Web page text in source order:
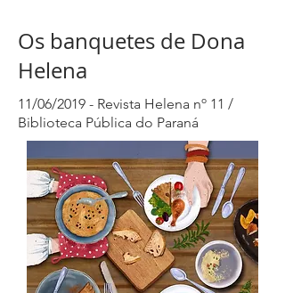
Os banquetes de Dona
Helena
11/06/2019 - Revista Helena nº 11 /
Biblioteca Pública do Paraná